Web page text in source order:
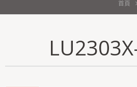
首頁